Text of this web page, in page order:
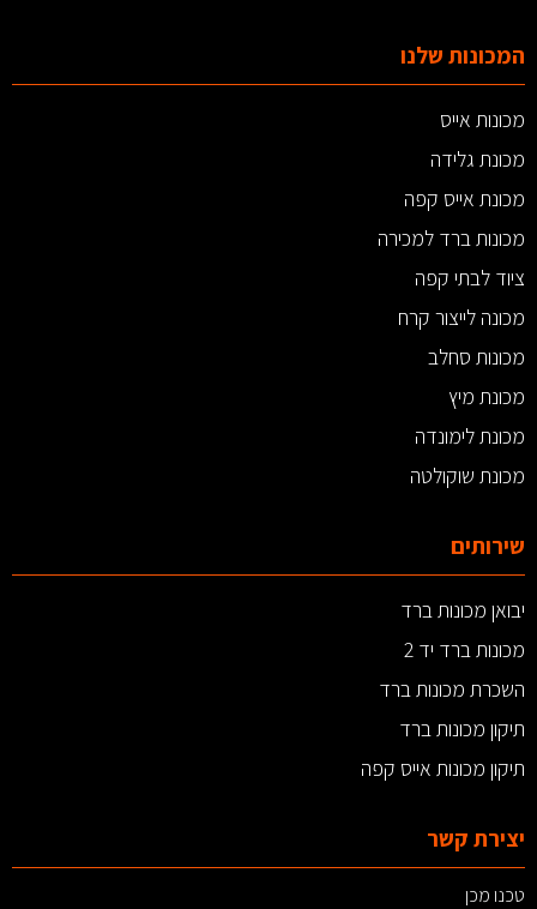
המכונות שלנו
מכונות אייס
מכונת גלידה
מכונת אייס קפה
מכונות ברד למכירה
ציוד לבתי קפה
מכונה לייצור קרח
מכונות סחלב
מכונת מיץ
מכונת לימונדה
מכונת שוקולטה
שירותים
יבואן מכונות ברד
מכונות ברד יד 2
השכרת מכונות ברד
תיקון מכונות ברד
תיקון מכונות אייס קפה
יצירת קשר
טכנו מכן